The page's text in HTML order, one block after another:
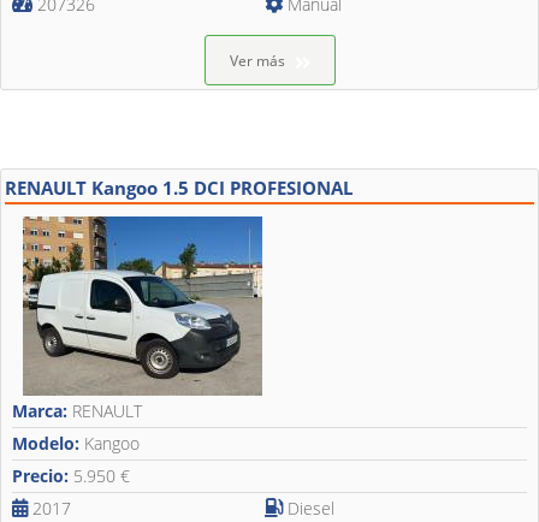
Ver más
RENAULT Kangoo 1.5 DCI PROFESIONAL
Marca: RENAULT
Modelo: Kangoo
Precio: 5.950 €
2017
Diesel